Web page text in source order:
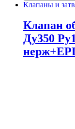
Клапаны и
Клапан
Ду350